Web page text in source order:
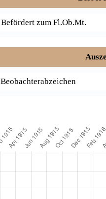
Befördert zum Fl.Ob.Mt.
Beobachterabzeichen